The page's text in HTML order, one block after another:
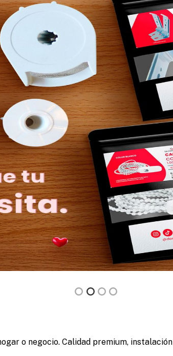
o negocio. Calidad premium,